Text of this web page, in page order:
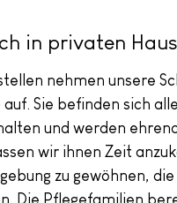
in privaten
nehmen unsere
Sie befinden sich
und werden
wir ihnen Zeit
zu gewöhnen,